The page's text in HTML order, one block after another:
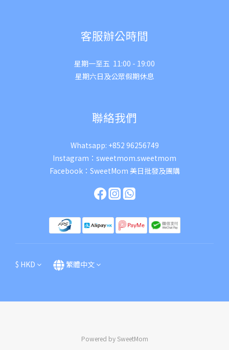
客服辦公時間
星期一至五 11:00 - 19:00
星期六日及公眾假期休息
聯絡我們
Whatsapp: +852 96256749
Instagram： sweetmom.sweetmom
Facebook： SweetMom 美日批發及團購
$ HKD 繁體中文
Powered by SweetMom